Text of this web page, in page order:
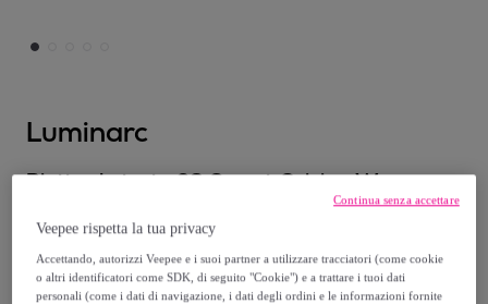
Luminarc
Piatto da torta 28 Smart Cuisine Wavy -
Modello: Piatto da torta 28 Smart Cuisine
Wavy - Luminarc
Veepee rispetta la tua privacy
Accettando, autorizzi Veepee e i suoi partner a utilizzare tracciatori (come cookie
o altri identificatori come SDK, di seguito "Cookie") e a trattare i tuoi dati
personali (come i dati di navigazione, i dati degli ordini e le informazioni fornite
Continua senza accettare